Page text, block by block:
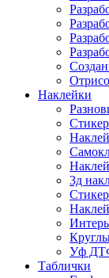
Наклейки
3д
Уф
Таблички